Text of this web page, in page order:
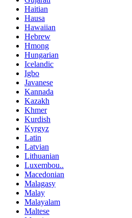
Haitian
Hausa
Hawaiian
Hebrew
Hmong
Hungarian
Icelandic
Igbo
Javanese
Kannada
Kazakh
Khmer
Kurdish
Kyrgyz
Latin
Latvian
Lithuanian
Luxembou..
Macedonian
Malagasy
Malay
Malayalam
Maltese